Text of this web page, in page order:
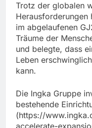
Trotz der globalen
Herausforderungen
im abgelaufenen
Träume der
und belegte, dass
Leben
kann.
Die Ingka Gruppe
bestehende
(https://